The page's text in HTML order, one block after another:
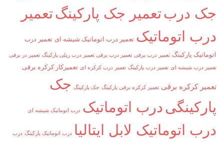
تعمیر جک پارکینگتعمیر
اتوماتیک تعمیر درب اتوماتیک شیشه ای تعمیر درب
پارکینگ تعمیر درب برقی تعمیر درب برقی تعمیر درب ریلی پارکینگ تعمیر در برقی
شیشه ای تعمیر درب پارکینگ تعمیر درب کرکره ای تعمیرکار کرکره برقی
برقی تعمیر کرکره برقی پارکینگ جک پارکینگ جک
درب اتوماتیک درب اتوماتیک شیشه ای
لابل ایتالیا درب اتوماتیک پارکینگ درب